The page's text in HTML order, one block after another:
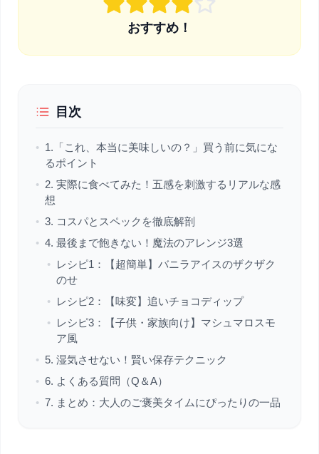
おすすめ！
目次
• 1.「これ、本当に美味しいの？」買う前に気にな
るポイント
• 2. 実際に食べてみた！五感を刺激するリアルな感
想
• 3. コスパとスペックを徹底解剖
• 4. 最後まで飽きない！魔法のアレンジ3選
•
レシピ1：【超簡単】バニラアイスのザクザク
のせ
•
レシピ2：【味変】追いチョコディップ
•
レシピ3：【子供・家族向け】マシュマロスモ
ア風
• 5. 湿気させない！賢い保存テクニック
• 6. よくある質問（Q＆A）
• 7. まとめ：大人のご褒美タイムにぴったりの一品